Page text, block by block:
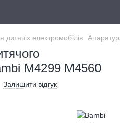
дитячіх електромобілів
M4299 M4560
Залишити відгук